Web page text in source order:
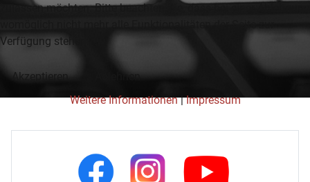
zulassen möchten. Bitte beachten Sie, dass bei einer Ablehnung
Verfügung stehen.
Akzeptieren
Ablehnen
Weitere Informationen|Impressum